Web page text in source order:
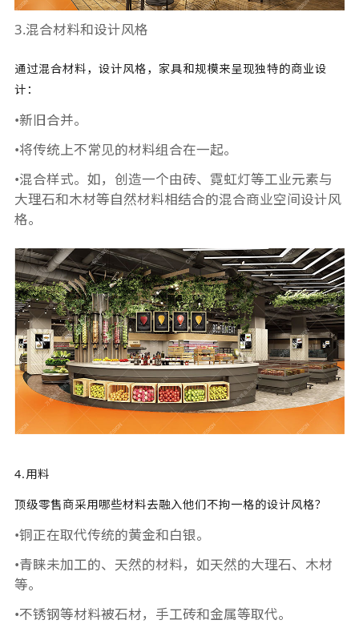
3.混合材料和设计风格
通过混合材料，设计风格，家具和规模来呈现独特的商业设
计：
•新旧合并。
•将传统上不常见的材料组合在一起。
•混合样式。如，创造一个由砖、霓虹灯等工业元素与
大理石和木材等自然材料相结合的混合商业空间设计风
格。
4.用料
顶级零售商采用哪些材料去融入他们不拘一格的设计风格？
•铜正在取代传统的黄金和白银。
•青睐未加工的、天然的材料，如天然的大理石、木材
等。
•不锈钢等材料被石材，手工砖和金属等取代。